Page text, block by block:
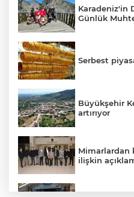
Karadeniz'in
Günlük
Serbest
Büyükşehir
artırıyor
Mimarlardan
ilişkin